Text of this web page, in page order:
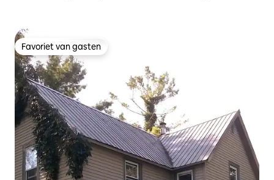
Favoriet van gasten
Favoriet van gasten